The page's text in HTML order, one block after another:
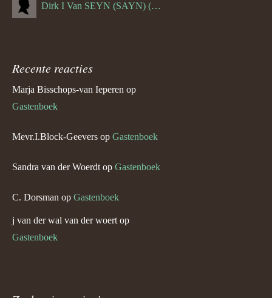
Dirk I Van SEYN (SAYN) (--1120)
Recente reacties
Marja Bisschops-van Ieperen op
Gastenboek
Mevr.I.Block-Geevers op Gastenboek
Sandra van der Woerdtop Gastenboek
C. Dorsman op Gastenboek
j van der wal van der woertop
Gastenboek